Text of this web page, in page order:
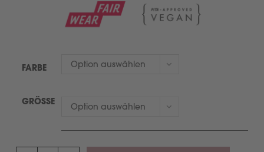
FARBE Option auswählen
GRÖSSE Option auswählen